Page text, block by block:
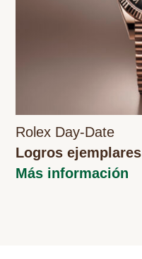
Rolex Day-Date
Logros ejemplares
Más información